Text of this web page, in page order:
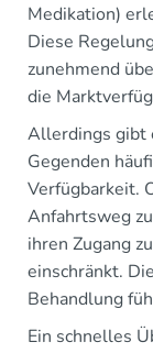
Medikation)
Diese
zunehmend
die
Allerdings gibt
Gegenden
Verfügbarkeit.
Anfahrtsweg
ihren Zugang
einschränkt.
Behandlung
Ein schnelles